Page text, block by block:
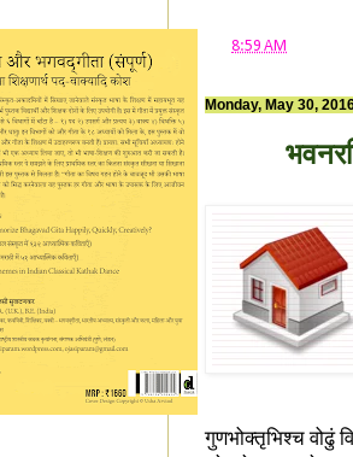
8:59 AM
Monday, May 30,
गुणभोक्तृभिश्च वोढुं